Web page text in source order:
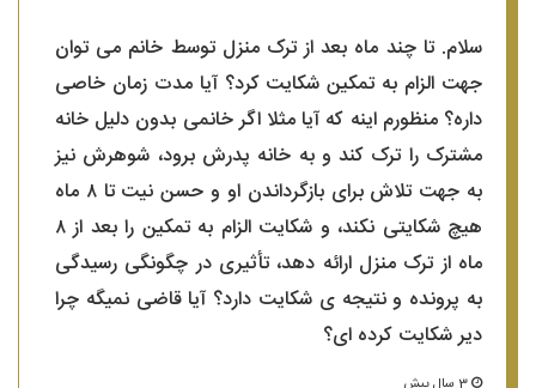
سلام. تا چند ماه بعد از ترک منزل توسط خانم می توان
جهت الزام به تمکین شکایت کرد؟ آیا مدت زمان خاصی
داره؟ منظورم اینه که آیا مثلا اگر خانمی بدون دلیل خانه
مشترک را ترک کند و به خانه پدرش برود، شوهرش نیز
به جهت تلاش برای بازگرداندن او و حسن نیت تا ۸ ماه
هیچ شکایتی نکند، و شکایت الزام به تمکین را بعد از ۸
ماه از ترک منزل ارائه دهد، تأثیری در چگونگی رسیدگی
به پرونده و نتیجه ی شکایت دارد؟ آیا قاضی نمیگه چرا
دیر شکایت کرده ای؟